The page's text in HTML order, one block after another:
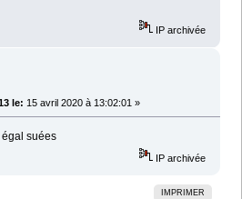
IP archivée
le: 15 avril 2020 à 13:02:01 »
suées
IP archivée
IMPRIMER